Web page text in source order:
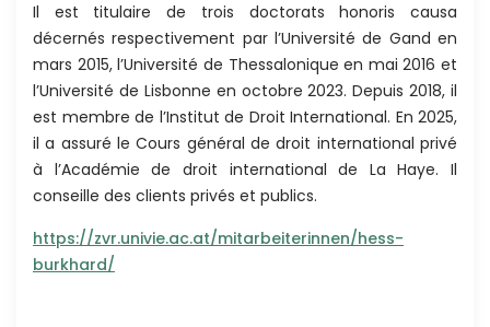
Il est titulaire de trois doctorats honoris causa
décernés respectivement par l’Université de Gand en
mars 2015, l’Université de Thessalonique en mai 2016 et
l’Université de Lisbonne en octobre 2023. Depuis 2018, il
est membre de l’Institut de Droit International. En 2025,
il a assuré le Cours général de droit international privé
à l’Académie de droit international de La Haye. Il
conseille des clients privés et publics.
https://zvr.univie.ac.at/mitarbeiterinnen/hess-
burkhard/